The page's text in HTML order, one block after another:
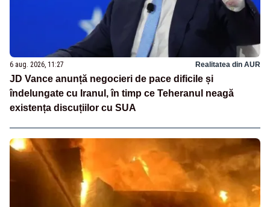
6 aug. 2026, 11:27 Realitatea din AUR
JD Vance anunță negocieri de pace dificile și
îndelungate cu Iranul, în timp ce Teheranul neagă
existența discuțiilor cu SUA